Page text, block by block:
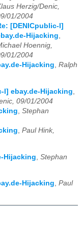
Herzig/Denic,
01/2004
[DENICpublic-l]
Hijacking,
Hoennig,
01/2004
Hijacking, Ralph
l] ebay.de-Hijacking
09/01/2004
Stephan
Paul Hink,
Hijacking Stephan
Hijacking, Paul